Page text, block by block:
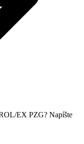
EX PZG? Napíšte